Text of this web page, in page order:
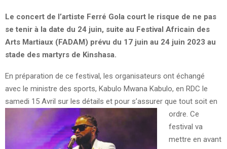
Le concert de l’artiste Ferré Gola court le risque de ne pas
se tenir à la date du 24 juin, suite au Festival Africain des
Arts Martiaux (FADAM) prévu du 17 juin au 24 juin 2023 au
stade des martyrs de Kinshasa.
En préparation de ce festival, les organisateurs ont échangé
avec le ministre des sports, Kabulo Mwana Kabulo, en RDC le
samedi 15 Avril sur les détails et pour s’assurer que tout soit en
ordre. Ce
festival va
mettre en avant